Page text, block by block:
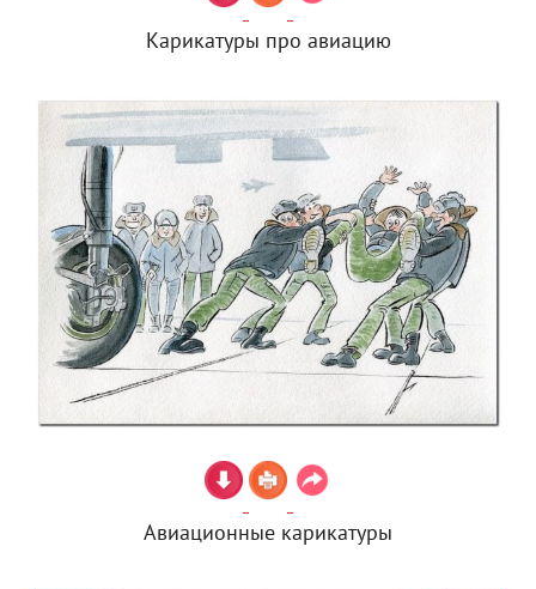
Карикатуры про авиацию
Авиационные карикатуры